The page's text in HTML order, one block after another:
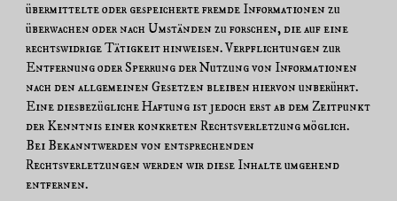
übermittelte oder gespeicherte fremde Informationen zu
überwachen oder nach Umständen zu forschen, die auf eine
rechtswidrige Tätigkeit hinweisen. Verpflichtungen zur
Entfernung oder Sperrung der Nutzung von Informationen
nach den allgemeinen Gesetzen bleiben hiervon unberührt.
Eine diesbezügliche Haftung ist jedoch erst ab dem Zeitpunkt
der Kenntnis einer konkreten Rechtsverletzung möglich.
Bei Bekanntwerden von entsprechenden
Rechtsverletzungen werden wir diese Inhalte umgehend
entfernen.